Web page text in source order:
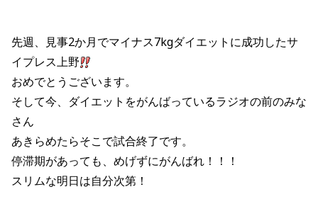
先週、見事2か月でマイナス7kgダイエットに成功したサ
イプレス上野
おめでとうございます。
そして今、ダイエットをがんばっているラジオの前のみな
さん
あきらめたらそこで試合終了です。
停滞期があっても、めげずにがんばれ！！！
スリムな明日は自分次第！